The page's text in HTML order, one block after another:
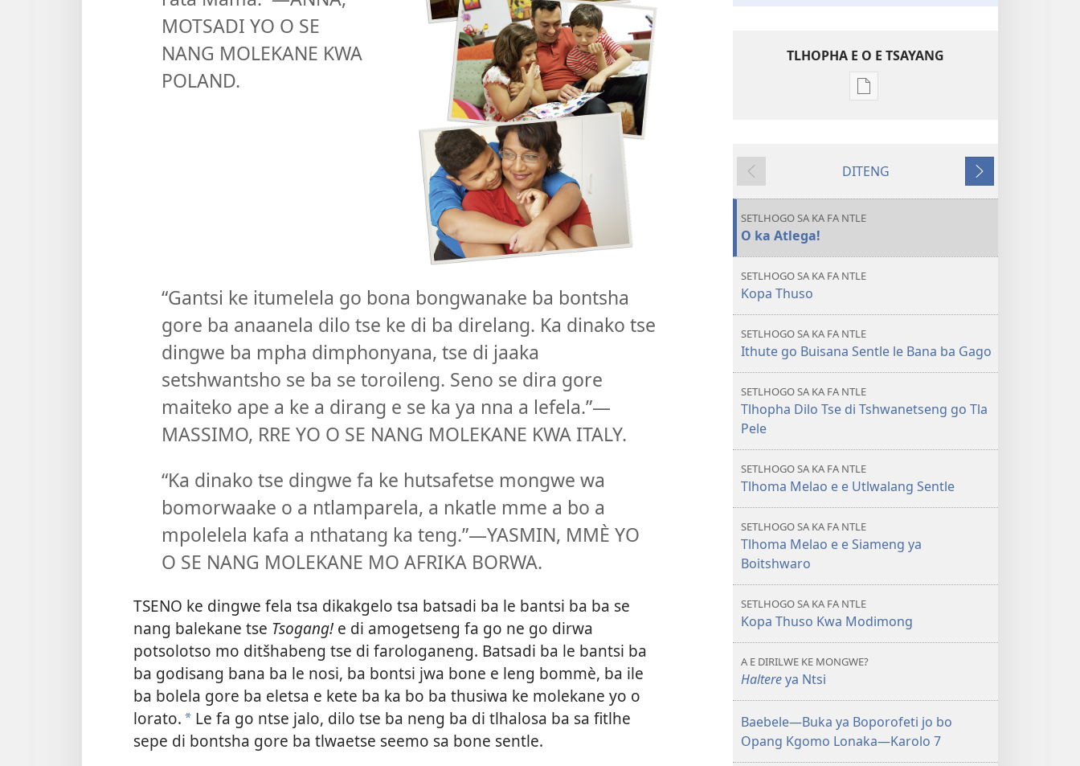
MOTSADI YO O SE
NANG MOLEKANE KWA
POLAND.
“Gantsi ke itumelela go bona bongwanake ba bontsha
gore ba anaanela dilo tse ke di ba direlang. Ka dinako tse
dingwe ba mpha dimphonyana, tse di jaaka
setshwantsho se ba se toroileng. Seno se dira gore
maiteko ape a ke a dirang e se ka ya nna a lefela.”—
MASSIMO, RRE YO O SE NANG MOLEKANE KWA ITALY.
“Ka dinako tse dingwe fa ke hutsafetse mongwe wa
bomorwaake o a ntlamparela, a nkatle mme a bo a
mpolelela kafa a nthatang ka teng.”—YASMIN, MMÈ YO
O SE NANG MOLEKANE MO AFRIKA BORWA.
TSENO ke dingwe fela tsa dikakgelo tsa batsadi ba le bantsi ba ba se
nang balekane tse Tsogang! e di amogetseng fa go ne go dirwa
potsolotso mo ditšhabeng tse di farologaneng. Batsadi ba le bantsi ba
ba godisang bana ba le nosi, ba bontsi jwa bone e leng bommè, ba ile
ba bolela gore ba eletsa e kete ba ka bo ba thusiwa ke molekane yo o
lorato. * Le fa go ntse jalo, dilo tse ba neng ba di tlhalosa ba sa fitlhe
sepe di bontsha gore ba tlwaetse seemo sa bone sentle.
TLHOPHA E O E TSAYANG
Ditsela
dikgatiso
ileketeroniki
ka
Godisa
Bana
le
Nosi!
e
fetileng
DITENG
e
SETLHOGO SA KA FA NTLE
O ka Atlega!
SETLHOGO SA KA FA NTLE
Kopa Thuso
SETLHOGO SA KA FA NTLE
Ithute go Buisana Sentle le Bana ba Gago
SETLHOGO SA KA FA NTLE
Tlhopha Dilo Tse di Tshwanetseng go Tla
Pele
SETLHOGO SA KA FA NTLE
Tlhoma Melao e e Utlwalang Sentle
SETLHOGO SA KA FA NTLE
Tlhoma Melao e e Siameng ya
Boitshwaro
SETLHOGO SA KA FA NTLE
Kopa Thuso Kwa Modimong
A E DIRILWE KE MONGWE?
Haltereya Ntsi
Baebele—Buka ya Boporofeti jo bo
Opang Kgomo Lonaka—Karolo 7